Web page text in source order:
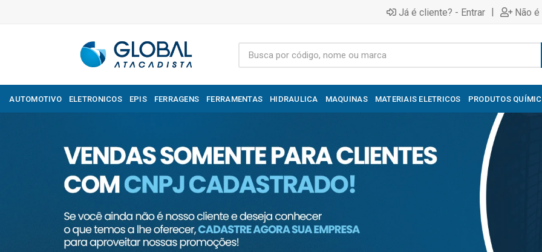
Já é cliente? - Entrar | Não
AUTOMOTIVO ELETRONICOS EPIS FERRAGENS FERRAMENTAS HIDRAULICA MAQUINAS MATERIAIS ELETRICOS PRODUTOS